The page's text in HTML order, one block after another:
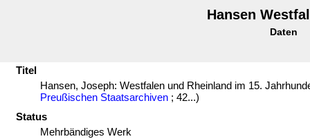
Hansen
Daten
Titel
Hansen, Joseph: Westfalen und Rheinland im 15.
Preußischen Staatsarchiven ; 42...)
Status
Mehrbändiges Werk